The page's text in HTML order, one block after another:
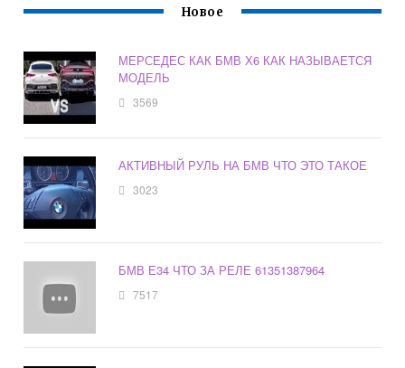
Новое
МЕРСЕДЕС КАК БМВ Х6 КАК НАЗЫВАЕТСЯ
МОДЕЛЬ
3569
АКТИВНЫЙ РУЛЬ НА БМВ ЧТО ЭТО ТАКОЕ
3023
БМВ Е34 ЧТО ЗА РЕЛЕ 61351387964
7517